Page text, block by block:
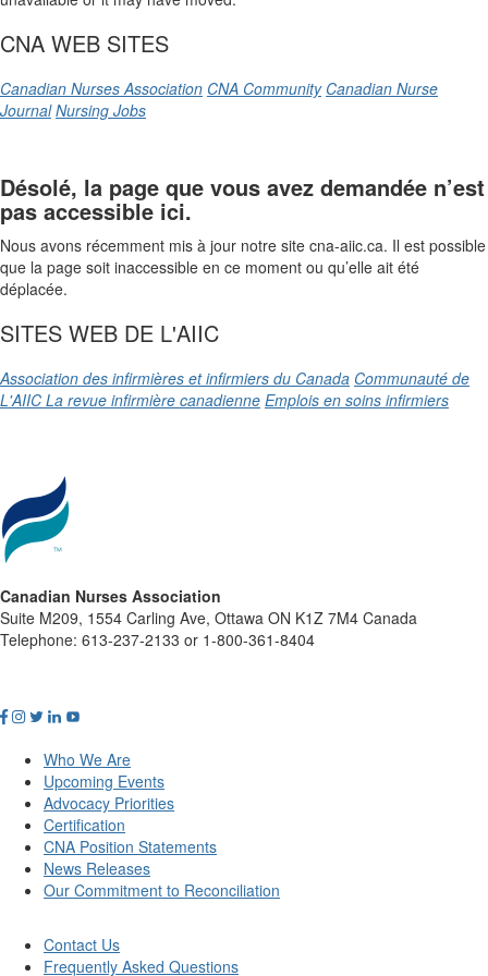
CNA WEB SITES
Canadian Nurses Association CNA Community Canadian Nurse
Journal Nursing Jobs
Désolé, la page que vous avez demandée n’est
pas accessible ici.
Nous avons récemment mis à jour notre site cna-aiic.ca. Il est possible
que la page soit inaccessible en ce moment ou qu’elle ait été
déplacée.
SITES WEB DE L'AIIC
Association des infirmières et infirmiers du Canada Communauté de
L'AIIC La revue infirmière canadienne Emplois en soins infirmiers
Canadian Nurses Association
Suite M209, 1554 Carling Ave, Ottawa ON K1Z 7M4 Canada
Telephone: 613-237-2133 or 1-800-361-8404
Who We Are
Upcoming Events
Advocacy Priorities
Certification
CNA Position Statements
News Releases
Our Commitment to Reconciliation
Contact Us
Frequently Asked Questions